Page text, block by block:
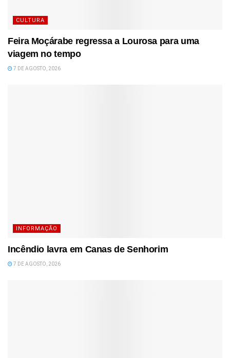
CULTURA
Feira Moçárabe regressa a Lourosa para uma
viagem no tempo
7 DE AGOSTO, 2026
INFORMAÇÃO
Incêndio lavra em Canas de Senhorim
7 DE AGOSTO, 2026